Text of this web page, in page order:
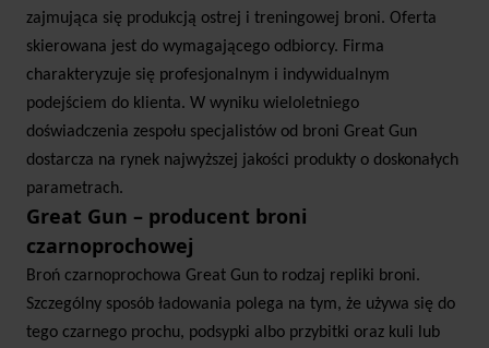
zajmująca się produkcją ostrej i treningowej broni. Oferta
skierowana jest do wymagającego odbiorcy. Firma
charakteryzuje się profesjonalnym i indywidualnym
podejściem do klienta. W wyniku wieloletniego
doświadczenia zespołu specjalistów od broni Great Gun
dostarcza na rynek najwyższej jakości produkty o doskonałych
parametrach.
Great Gun – producent broni
czarnoprochowej
Broń czarnoprochowa Great Gun to rodzaj repliki broni.
Szczególny sposób ładowania polega na tym, że używa się do
tego czarnego prochu, podsypki albo przybitki oraz kuli lub